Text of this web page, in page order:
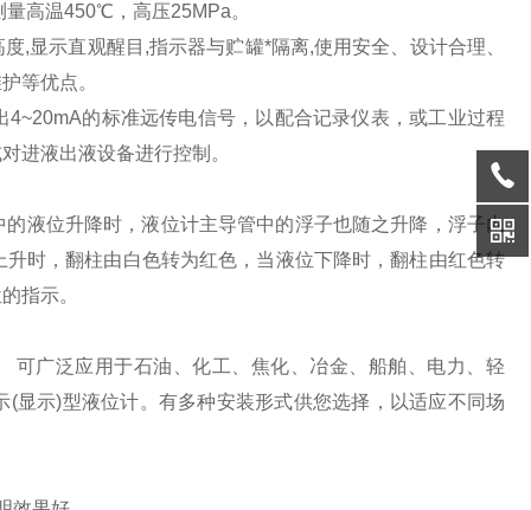
高温450℃，高压25MPa。
,显示直观醒目,指示器与贮罐*隔离,使用安全、设计合理、
等优点。
的标准远传电信号，以配合记录仪表，或工业过程
进液出液设备进行控制。
液位升降时，液位计主导管中的浮子也随之升降，浮子内
时，翻柱由白色转为红色，当液位下降时，翻柱由红色转
指示。
可广泛应用于石油、化工、焦化、冶金、船舶、电力、轻
显示)型液位计。有多种安装形式供您选择，以适应不同场